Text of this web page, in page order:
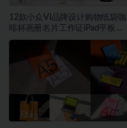
12款小众VI品牌设计购物纸袋咖
啡杯画册名片工作证iPad平板
MacBook电脑iPhone手机贴图